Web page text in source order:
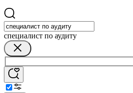
специалист по аудиту